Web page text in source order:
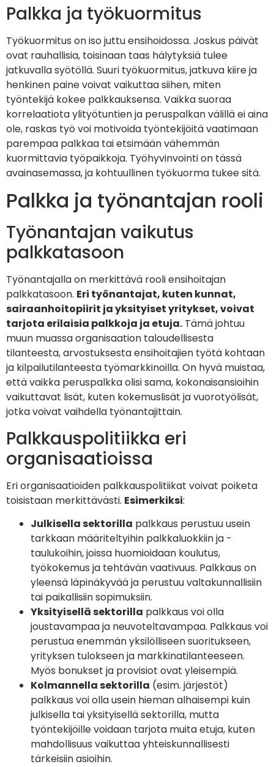
Palkka ja työkuormitus
Työkuormitus on iso juttu ensihoidossa. Joskus päivät
ovat rauhallisia, toisinaan taas hälytyksiä tulee
jatkuvalla syötöllä. Suuri työkuormitus, jatkuva kiire ja
henkinen paine voivat vaikuttaa siihen, miten
työntekijä kokee palkkauksensa. Vaikka suoraa
korrelaatiota ylityötuntien ja peruspalkan välillä ei aina
ole, raskas työ voi motivoida työntekijöitä vaatimaan
parempaa palkkaa tai etsimään vähemmän
kuormittavia työpaikkoja. Työhyvinvointi on tässä
avainasemassa, ja kohtuullinen työkuorma tukee sitä.
Palkka ja työnantajan rooli
Työnantajan vaikutus
palkkatasoon
Työnantajalla on merkittävä rooli ensihoitajan
palkkatasoon. Eri työnantajat, kuten kunnat,
sairaanhoitopiirit ja yksityiset yritykset, voivat
tarjota erilaisia palkkoja ja etuja. Tämä johtuu
muun muassa organisaation taloudellisesta
tilanteesta, arvostuksesta ensihoitajien työtä kohtaan
ja kilpailutilanteesta työmarkkinoilla. On hyvä muistaa,
että vaikka peruspalkka olisi sama, kokonaisansioihin
vaikuttavat lisät, kuten kokemuslisät ja vuorotyölisät,
jotka voivat vaihdella työnantajittain.
Palkkauspolitiikka eri
organisaatioissa
Eri organisaatioiden palkkauspolitiikat voivat poiketa
toisistaan merkittävästi. Esimerkiksi:
Julkisella sektorilla palkkaus perustuu usein
tarkkaan määriteltyihin palkkaluokkiin ja -
taulukoihin, joissa huomioidaan koulutus,
työkokemus ja tehtävän vaativuus. Palkkaus on
yleensä läpinäkyvää ja perustuu valtakunnallisiin
tai paikallisiin sopimuksiin.
Yksityisellä sektorilla palkkaus voi olla
joustavampaa ja neuvoteltavampaa. Palkkaus voi
perustua enemmän yksilölliseen suoritukseen,
yrityksen tulokseen ja markkinatilanteeseen.
Myös bonukset ja provisiot ovat yleisempiä.
Kolmannella sektorilla (esim. järjestöt)
palkkaus voi olla usein hieman alhaisempi kuin
julkisella tai yksityisellä sektorilla, mutta
työntekijöille voidaan tarjota muita etuja, kuten
mahdollisuus vaikuttaa yhteiskunnallisesti
tärkeisiin asioihin.